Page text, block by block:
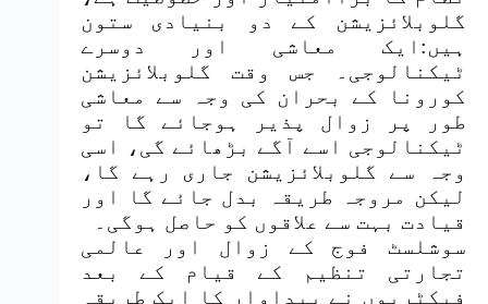
گلوبلائزیشن کے دو بنیادی ستون
ہیں:ایک معاشی اور دوسرے
ٹیکنالوجی۔ جس وقت گلوبلائزیشن
کورونا کے بحران کی وجہ سے معاشی
طور پر زوال پذیر ہوجائے گا تو
ٹیکنالوجی اسے آگے بڑھائے گی، اسی
وجہ سے گلوبلائزیشن جاری رہے گا،
لیکن مروجہ طریقہ بدل جائے گا اور
قیادت بہت سے علاقوں کو حاصل ہوگی۔
سوشلسٹ فوج کے زوال اور عالمی
تجارتی تنظیم کے قیام کے بعد
فیکٹریوں نے پیداوار کا ایک طریقہ